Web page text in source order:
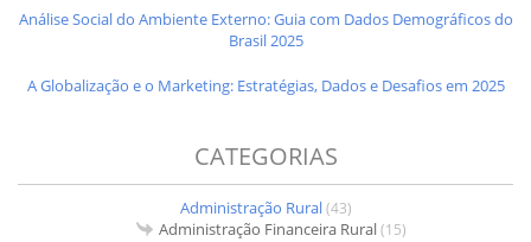
Análise Social do Ambiente Externo: Guia com Dados Demográficos do
Brasil 2025
A Globalização e o Marketing: Estratégias, Dados e Desafios em 2025
CATEGORIAS
Administração Rural(43)
Administração Financeira Rural(15)